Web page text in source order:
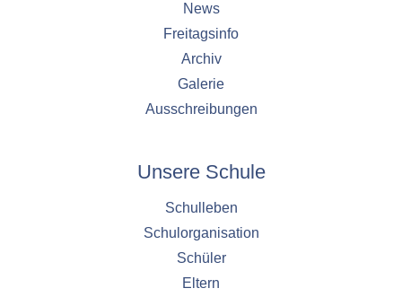
News
Freitagsinfo
Archiv
Galerie
Ausschreibungen
Unsere Schule
Schulleben
Schulorganisation
Schüler
Eltern